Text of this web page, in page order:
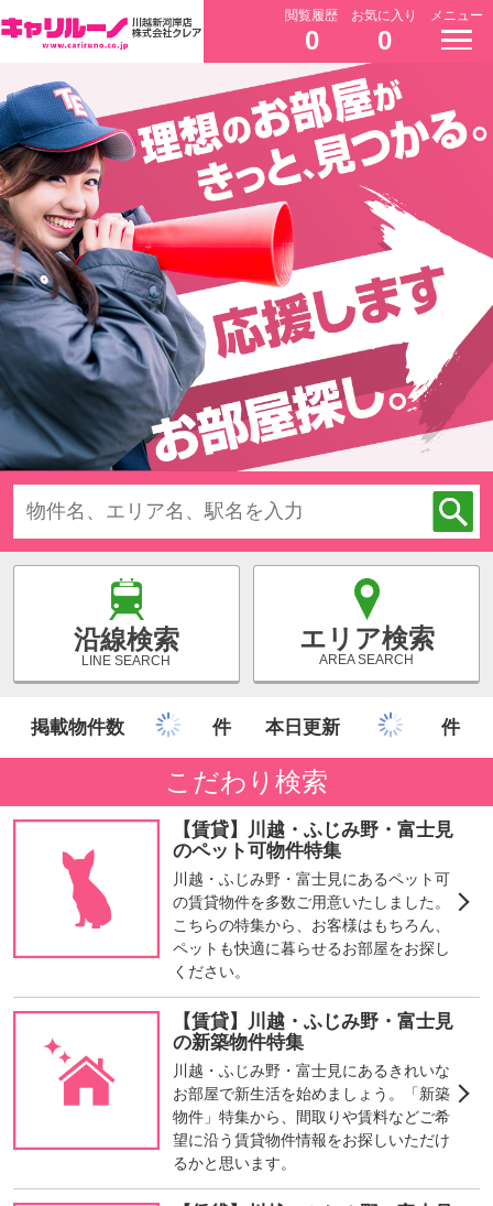
閲覧履歴
0
お気に入り
0
メニュー
沿線検索
LINE SEARCH
エリア検索
AREA SEARCH
掲載物件数 件 本日更新 件
こだわり検索
【賃貸】川越・ふじみ野・富士見
のペット可物件特集
川越・ふじみ野・富士見にあるペット可
の賃貸物件を多数ご用意いたしました。
こちらの特集から、お客様はもちろん、
ペットも快適に暮らせるお部屋をお探し
ください。
【賃貸】川越・ふじみ野・富士見
の新築物件特集
川越・ふじみ野・富士見にあるきれいな
お部屋で新生活を始めましょう。「新築
物件」特集から、間取りや賃料などご希
望に沿う賃貸物件情報をお探しいただけ
るかと思います。